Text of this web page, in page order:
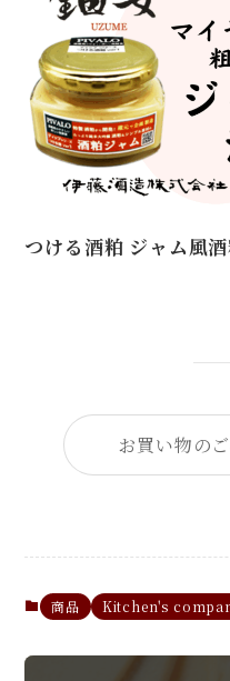
つける酒粕 ジャム風
お買い物の
商品 Kitchen's